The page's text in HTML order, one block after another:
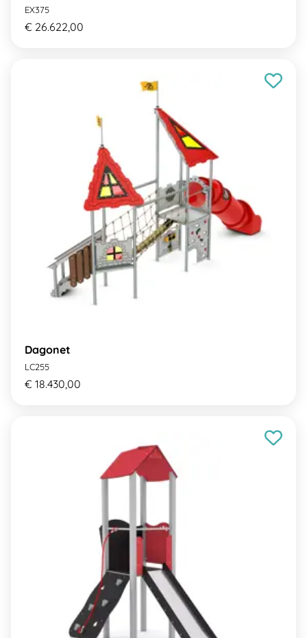
EX375
€ 26.622,00
Dagonet
LC255
€ 18.430,00